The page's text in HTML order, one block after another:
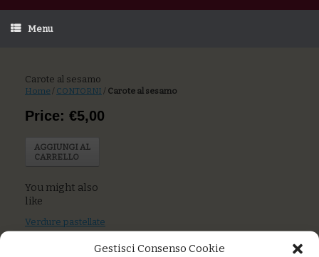
Gestisci Consenso Cookie
Menu
Carote al sesamo
Home / CONTORNI / Carote al sesamo
Price: €5,00
AGGIUNGI AL
CARRELLO
You might also
like
Verdure pastellate